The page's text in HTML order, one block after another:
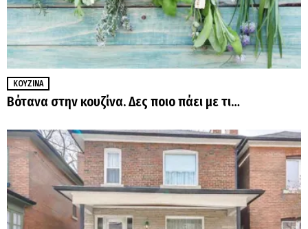
ΚΟΥΖΊΝΑ
Βότανα στην κουζίνα. Δες ποιο πάει με τι…